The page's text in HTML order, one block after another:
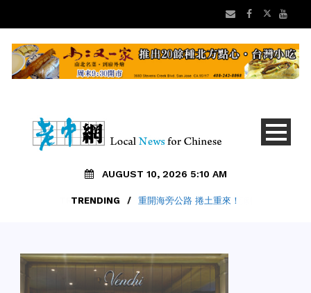
AUGUST 10, 2026 5:10 AM
TRENDING / 重開海旁公路 捲土重來！